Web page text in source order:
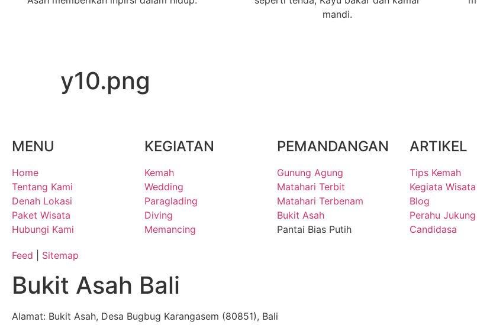
mandi.
y10.png
MENU
Home
Tentang Kami
Denah Lokasi
Paket Wisata
Hubungi Kami
KEGIATAN
Kemah
Wedding
Paraglading
Diving
Memancing
PEMANDANGAN
Gunung Agung
Matahari Terbit
Matahari Terbenam
Bukit Asah
Pantai Bias Putih
ARTIKEL
Tips Kemah
Kegiata Wisata
Blog
Perahu Jukung
Candidasa
Feed Sitemap
Bukit Asah Bali
Alamat: Bukit Asah, Desa Bugbug Karangasem (80851), Bali